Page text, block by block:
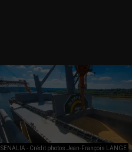
SENALIA - Crédit photos Jean-François LANGE